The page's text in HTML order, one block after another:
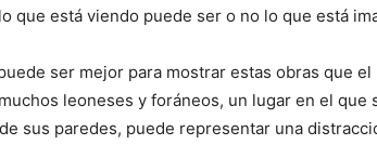
que está viendo puede ser o no lo que está
ser mejor para mostrar estas obras que
leoneses y foráneos, un lugar en el que
sus paredes, puede representar una